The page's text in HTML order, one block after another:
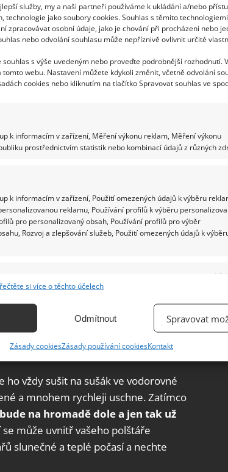
služby, my a naši partneři používáme k ukládání a/nebo
technologie jako soubory cookies. Souhlas s těmito
zpracovávat osobní údaje, jako je chování při procházení nebo
nebo odvolání souhlasu může nepříznivě ovlivnit určité
s výše uvedeným nebo proveďte podrobnější rozhodnutí.
tomto webu. Nastavení můžete kdykoli změnit, včetně odvolání
cookies nebo kliknutím na tlačítko Spravovat souhlas ve
k informacím v zařízení, Měření výkonu reklam, Měření výkonu
prostřednictvím statistik nebo kombinací údajů z různých
k informacím v zařízení, Použití omezených údajů k výběru
reklamu, Používání profilů k výběru
pro personalizovaný obsah, Používání profilů pro výběr
Rozvoj a zlepšování služeb, Použití omezených údajů k
základě automaticky přenášených informací.
informací.
předcházení a zjišťování podvodů a
Poskytování a zobrazování reklamy a obsahu,
voleb ochrany osobních údajů.
si více o těchto účelech
Odmítnout Spravovat
Zásady cookiesZásady používání cookiesKontakt
použití pračky. Místo toho použijte
vzduchu apomocí žehličky a páry
dvakrát a nakonec nechte polštář
i dalších nečistot usazených uvnitř
vždy sušit na sušák ve vodorovné
a mnohem rychleji uschne. Zatímco
na hromadě dole a jen tak už
může uvnitř vašeho polštáře
slunečné a teplé počasí a nechte